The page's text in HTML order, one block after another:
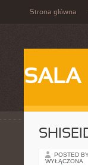
Strona główna
SALA
POSTED
WYŁĄCZONA